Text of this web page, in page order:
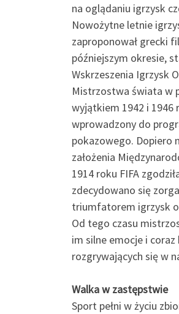
na oglądaniu igrzysk
Nowożytne letnie
zaproponował grecki
późniejszym okresie,
Wskrzeszenia Igrzysk
Mistrzostwa świata w
wyjątkiem 1942 i 1946
wprowadzony do
pokazowego. Dopiero
założenia
1914 roku FIFA
zdecydowano się
triumfatorem igrzysk
Od tego czasu
im silne emocje i
rozgrywających się w
Walka w zastępstwie
Sport pełni w życiu